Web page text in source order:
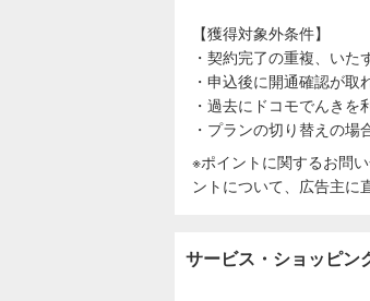
【獲得対象外条件】
・契約完了の重複、い
・申込後に開通確認が取
・過去にドコモでんきを
・プランの切り替えの場
※ポイントに関するお問い
ントについて、広告主に
サービス・ショッピン